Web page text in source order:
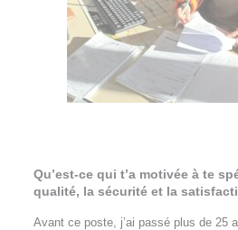
Qu’est-ce qui t’a motivée à te
qualité, la sécurité et la
Avant ce poste, j’ai passé plus de 25